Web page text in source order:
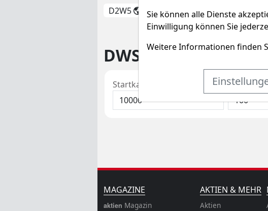
D2W5 WKN 515240 ISIN
DWS - German
Startkapital
MAGAZINE
aktien Magazin
AKTIEN & MEHR
Aktien
Sie können alle Dienste
Einwilligung können Sie
Weitere Informationen finden